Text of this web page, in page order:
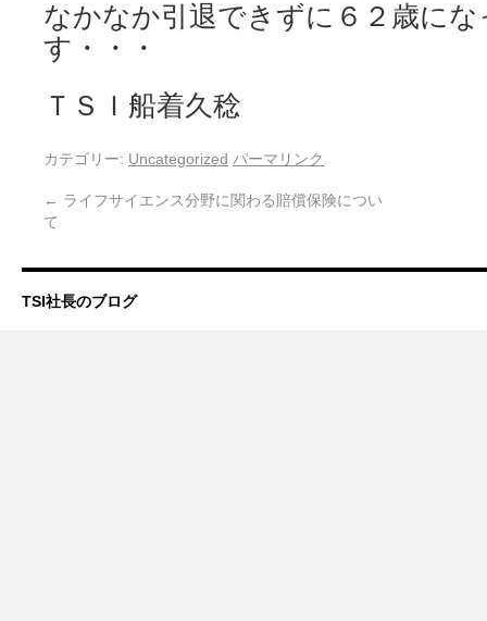
なかなか引退できずに６２歳に
す・・・
ＴＳＩ船着久稔
カテゴリー: Uncategorized パーマリンク
← ライフサイエンス分野に関わる賠償保険につい
て
TSI社長のブログ